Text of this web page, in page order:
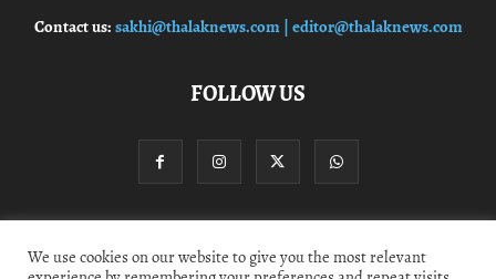
Contact us:sakhi@thalaknews.com | editor@thalaknews.com
FOLLOW US
Privacy Policy Contact Us
We use cookies on our website to give you the most relevant